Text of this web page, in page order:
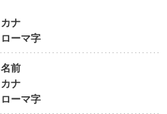
カナ
ローマ字
名前
カナ
ローマ字